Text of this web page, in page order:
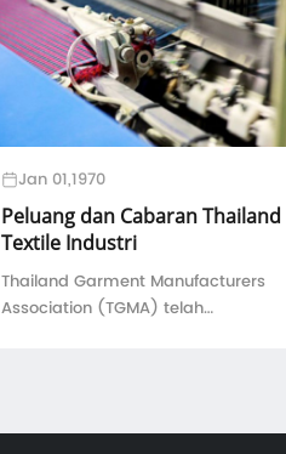
Jan 01,1970
Peluang dan Cabaran Thailand
Textile Industri
Thailand Garment Manufacturers
Association (TGMA) telah
yang lalu, TGMA telah menyaksikan